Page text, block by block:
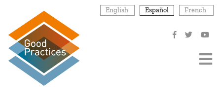
contenido
principal
English Español French